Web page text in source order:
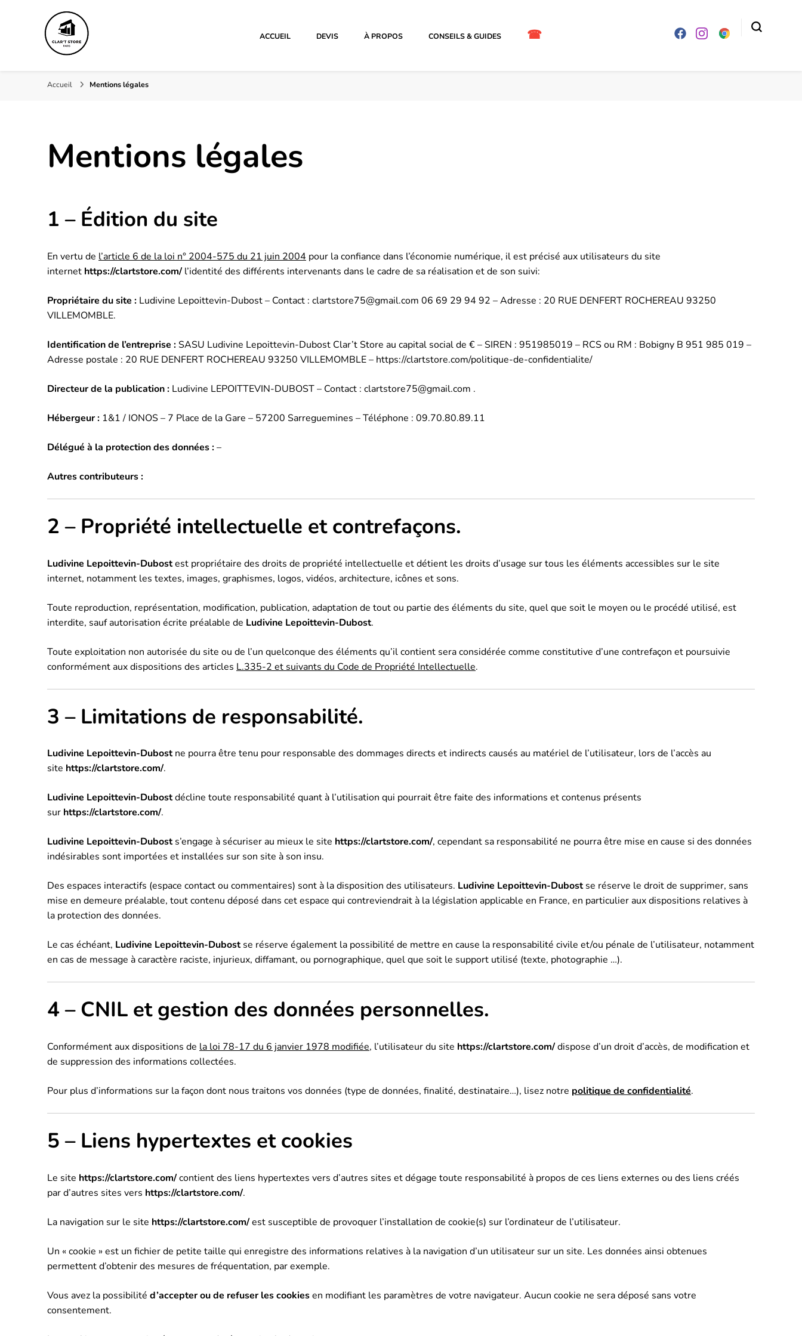
ACCUEIL DEVIS À PROPOS CONSEILS & GUIDES ☎
Accueil Mentions légales
Mentions légales
1 – Édition du site
En vertu de l’article 6 de la loi n° 2004-575 du 21 juin 2004 pour la confiance dans l’économie numérique, il est précisé aux utilisateurs du site
internet https://clartstore.com/ l’identité des différents intervenants dans le cadre de sa réalisation et de son suivi:
Propriétaire du site : Ludivine Lepoittevin-Dubost– Contact : clartstore75@gmail.com 06 69 29 94 92 – Adresse : 20 RUE DENFERT ROCHEREAU 93250
VILLEMOMBLE.
Identification de l’entreprise :SASU Ludivine Lepoittevin-Dubost Clar’t Store au capital social de € – SIREN : 951985019 – RCS ou RM : Bobigny B 951 985 019 –
Adresse postale : 20 RUE DENFERT ROCHEREAU 93250 VILLEMOMBLE– https://clartstore.com/politique-de-confidentialite/
Directeur de la publication : Ludivine LEPOITTEVIN-DUBOST– Contact : clartstore75@gmail.com .
Hébergeur : 1&1 / IONOS – 7 Place de la Gare – 57200 Sarreguemines – Téléphone : 09.70.80.89.11
Délégué à la protection des données :–
Autres contributeurs :
2 – Propriété intellectuelle et contrefaçons.
Ludivine Lepoittevin-Dubostest propriétaire des droits de propriété intellectuelle et détient les droits d’usage sur tous les éléments accessibles sur le site
internet, notamment les textes, images, graphismes, logos, vidéos, architecture, icônes et sons.
Toute reproduction, représentation, modification, publication, adaptation de tout ou partie des éléments du site, quel que soit le moyen ou le procédé utilisé, est
interdite, sauf autorisation écrite préalable de Ludivine Lepoittevin-Dubost.
Toute exploitation non autorisée du site ou de l’un quelconque des éléments qu’il contient sera considérée comme constitutive d’une contrefaçon et poursuivie
conformément aux dispositions des articles L.335-2 et suivants du Code de Propriété Intellectuelle.
3 – Limitations de responsabilité.
Ludivine Lepoittevin-Dubostne pourra être tenu pour responsable des dommages directs et indirects causés au matériel de l’utilisateur, lors de l’accès au
site https://clartstore.com/.
Ludivine Lepoittevin-Dubostdécline toute responsabilité quant à l’utilisation qui pourrait être faite des informations et contenus présents
sur https://clartstore.com/.
Ludivine Lepoittevin-Dubosts’engage à sécuriser au mieux le site https://clartstore.com/, cependant sa responsabilité ne pourra être mise en cause si des données
indésirables sont importées et installées sur son site à son insu.
Des espaces interactifs (espace contact ou commentaires) sont à la disposition des utilisateurs. Ludivine Lepoittevin-Dubostse réserve le droit de supprimer, sans
mise en demeure préalable, tout contenu déposé dans cet espace qui contreviendrait à la législation applicable en France, en particulier aux dispositions relatives à
la protection des données.
Le cas échéant, Ludivine Lepoittevin-Dubostse réserve également la possibilité de mettre en cause la responsabilité civile et/ou pénale de l’utilisateur, notamment
en cas de message à caractère raciste, injurieux, diffamant, ou pornographique, quel que soit le support utilisé (texte, photographie …).
4 – CNIL et gestion des données personnelles.
Conformément aux dispositions de la loi 78-17 du 6 janvier 1978 modifiée, l’utilisateur du site https://clartstore.com/dispose d’un droit d’accès, de modification et
de suppression des informations collectées.
Pour plus d’informations sur la façon dont nous traitons vos données (type de données, finalité, destinataire…), lisez notre politique de confidentialité.
5 – Liens hypertextes et cookies
Le site https://clartstore.com/contient des liens hypertextes vers d’autres sites et dégage toute responsabilité à propos de ces liens externes ou des liens créés
par d’autres sites vers https://clartstore.com/.
La navigation sur le site https://clartstore.com/est susceptible de provoquer l’installation de cookie(s) sur l’ordinateur de l’utilisateur.
Un « cookie » est un fichier de petite taille qui enregistre des informations relatives à la navigation d’un utilisateur sur un site. Les données ainsi obtenues
permettent d’obtenir des mesures de fréquentation, par exemple.
Vous avez la possibilité d’accepter ou de refuser les cookiesen modifiant les paramètres de votre navigateur. Aucun cookie ne sera déposé sans votre
consentement.